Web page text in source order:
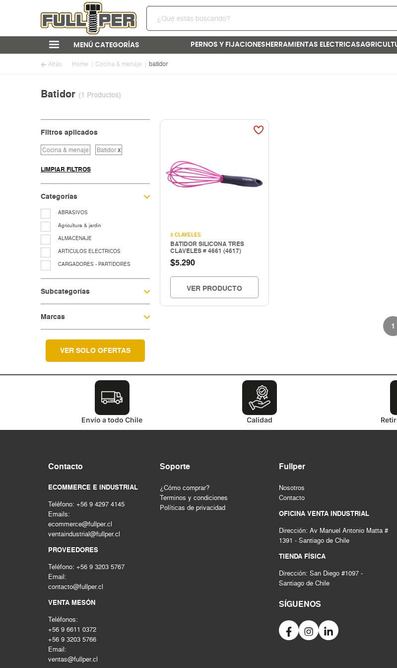
MENÚ CATEGORÍAS PERNOS Y FIJACIONES HERRAMIENTAS ELECTRICAS
Atrás Home Cocina & menaje batidor
Batidor (1 Productos)
Filtros aplicados
Cocina & menaje Batidorx
LIMPIAR FILTROS
Categorías
ABRASIVOS
Agricultura & jardin
ALMACENAJE
ARTICULOS ELECTRICOS
CARGADORES - PARTIDORES
CERRAJERIA
Cocina & menaje
COMPRESORES - EQUIPOS AIRE
EQUIP. LUBRIC.-CONTROL FLUIDO
EQUIP.LEVANTE ELEV.Y TRASLACIO
EQUIPAMIENTO TALLER Y
VULCANICACIÓN
equipos para grasa
Fitting galvanizado
HERRAMIENTAS A COMBUSTION
HERRAMIENTAS CORTE
Herramientas electricas
HERRAMIENTAS MANUALES
HERRAMIENTAS NEUMATICAS
Herramientas pintura
Hogar & construccion
MAQUINAS DE SOLDAR Y CORTE
MATERIALES PARA JUNTAS
Nacional
PERNOS Y FIJACIONES
QUIMICOS - ADHESIVOS
Seguridad
SEGURIDAD INDUSTRIAL
Subcategorías
Marcas
VER SOLO OFERTAS
3 CLAVELES
BATIDOR SILICONA TRES
CLAVELES # 4661 (4617)
$5.290
VER PRODUCTO
1
Envío a todo Chile Calidad
Contacto
ECOMMERCE E INDUSTRIAL
Teléfono: +56 9 4297 4145
Emails:
ecommerce@fullper.cl
ventaindustrial@fullper.cl
PROVEEDORES
Teléfono: +56 9 3203 5767
Email:
contacto@fullper.cl
VENTA MESÓN
Teléfonos:
+56 9 6611 0372
+56 9 3203 5766
Email:
ventas@fullper.cl
Soporte
¿Cómo comprar?
Terminos y condiciones
Políticas de privacidad
Fullper
Nosotros
Contacto
OFICINA VENTA INDUSTRIAL
Dirección: Av Manuel Antonio Matta #
1391 - Santiago de Chile
TIENDA FÍSICA
Dirección: San Diego #1097 -
Santiago de Chile
SÍGUENOS